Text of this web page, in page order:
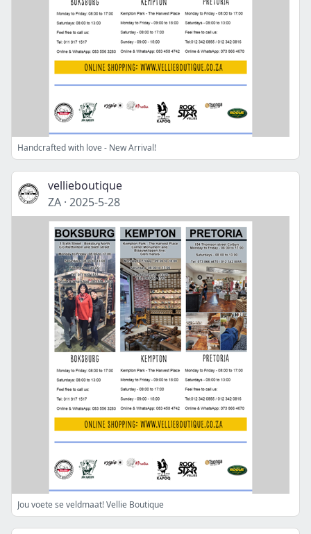
Handcrafted with love - New Arrival!
vellieboutique
ZA · 2025-5-28
Jou voete se veldmaat! Vellie Boutique